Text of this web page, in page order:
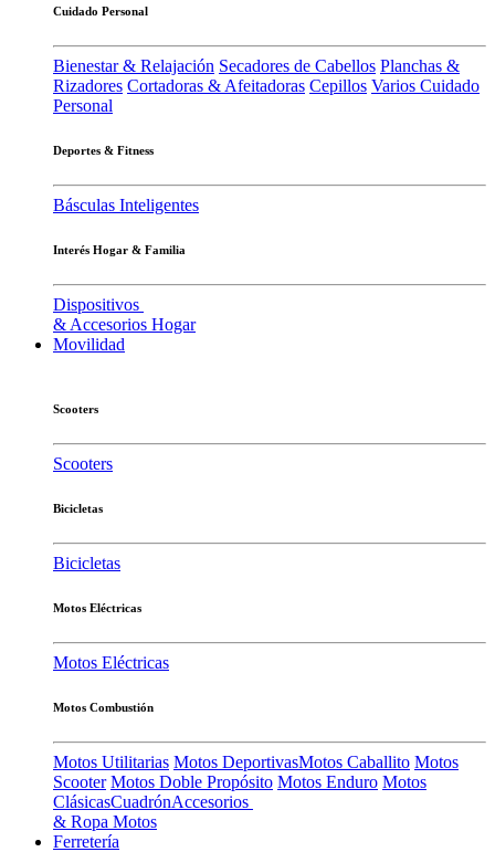
Cuidado Personal
Bienestar & Relajación Secadores de Cabellos Planchas &
Rizadores Cortadoras & Afeitadoras Cepillos Varios Cuidado
Personal
Deportes & Fitness
Básculas Inteligentes
Interés Hogar & Familia
Dispositivos
& Accesorios Hogar
Movilidad
Scooters
Scooters
Bicicletas
Bicicletas
Motos Eléctricas
Motos Eléctricas
Motos Combustión
Motos Utilitarias Motos DeportivasMotos Caballito Motos
Scooter Motos Doble Propósito Motos Enduro Motos
ClásicasCuadrónAccesorios
& Ropa Motos
Ferretería